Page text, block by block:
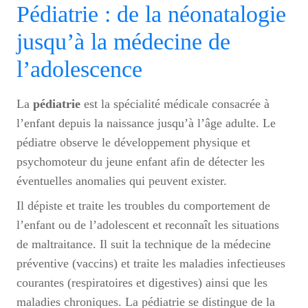
Pédiatrie : de la néonatalogie
jusqu’à la médecine de
l’adolescence
La pédiatrie est la spécialité médicale consacrée à
l’enfant depuis la naissance jusqu’à l’âge adulte. Le
pédiatre observe le développement physique et
psychomoteur du jeune enfant afin de détecter les
éventuelles anomalies qui peuvent exister.
Il dépiste et traite les troubles du comportement de
l’enfant ou de l’adolescent et reconnaît les situations
de maltraitance. Il suit la technique de la médecine
préventive (vaccins) et traite les maladies infectieuses
courantes (respiratoires et digestives) ainsi que les
maladies chroniques. La pédiatrie se distingue de la